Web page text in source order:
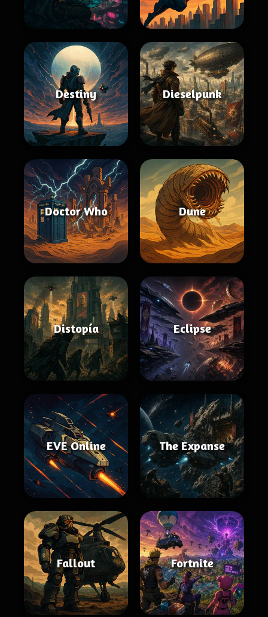
Destiny Dieselpunk
Doctor Who Dune
Distopía Eclipse
EVE Online The Expanse
Fallout Fortnite